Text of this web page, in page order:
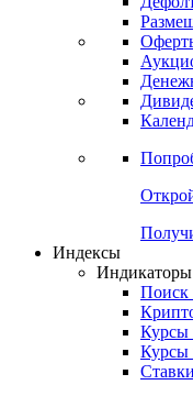
Календарь
Поиск